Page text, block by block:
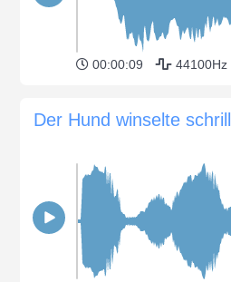
00:00:09 44100Hz
Der Hund winselte schrill